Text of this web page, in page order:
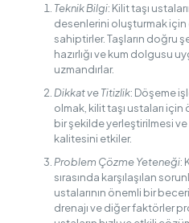
Teknik Bilgi: Kilit taşı
desenlerini oluşturmak
sahiptirler. Taşların doğru
hazırlığı ve kum dolgusu
uzmandırlar.
Dikkat ve Titizlik: Döşeme
olmak, kilit taşı ustaları
bir şekilde yerleştirilmesi ve
kalitesini etkiler.
Problem Çözme Yeteneği:
sırasında karşılaşılan
ustalarının önemli bir
drenajı ve diğer faktörler